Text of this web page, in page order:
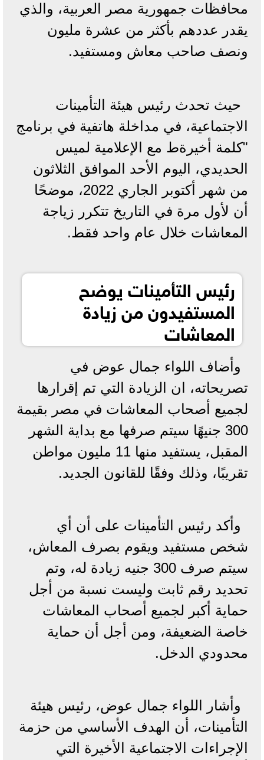
محافظات جمهورية مصر العربية، والذي
يقدر عددهم بأكثر من عشرة مليون
ونصف صاحب معاش ومستفيد.
حيث تحدث رئيس هيئة التأمينات
الاجتماعية، في مداخلة هاتفية في برنامج
"كلمة أخيرةط مع الإعلامية لميس
الحديدي، اليوم الأحد الموافق الثلاثون
من شهر أكتوبر الجاري 2022، موضحًا
أن لأول مرة في التاريخ تتكرر زياجة
المعاشات خلال عام واحد فقط.
رئيس التأمينات يوضح
المستفيدون من زيادة
المعاشات
وأضاف اللواء جمال عوض في
تصريحاته، ان الزيادة التي تم إقرارها
لجميع أصحاب المعاشات في مصر بقيمة
300 جنيهًا سيتم صرفها مع بداية الشهر
المقبل، يستفيد منها 11 مليون مواطن
تقريبًا، وذلك وفقًا للقانون الجديد.
وأكد رئيس التأمينات على أن أي
شخص مستفيد ويقوم بصرف المعاش،
سيتم صرف 300 جنيه زيادة له، وتم
تحديد رقم ثابت وليست نسبة من أجل
حماية أكبر لجميع أصحاب المعاشات
خاصة الضعيفة، ومن أجل أن حماية
محدودي الدخل.
وأشار اللواء جمال عوض، رئيس هيئة
التأمينات، أن الهدف الأساسي من حزمة
الإجراءات الاجتماعية الأخيرة التي